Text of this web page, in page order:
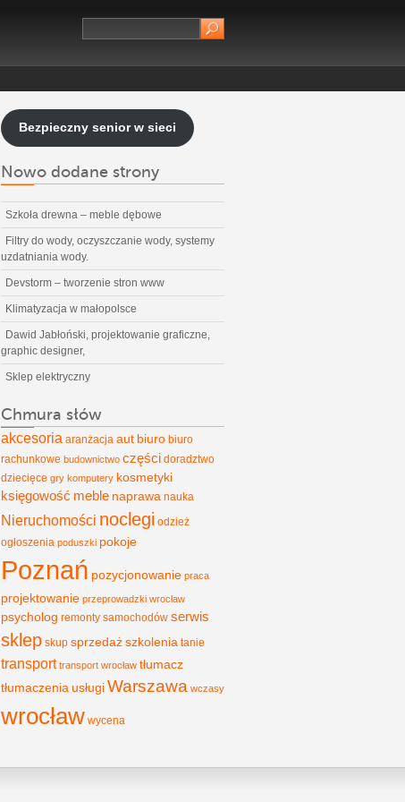
Bezpieczny senior w sieci
Nowo dodane strony
Szkoła drewna – meble dębowe
Filtry do wody, oczyszczanie wody, systemy
uzdatniania wody.
Devstorm – tworzenie stron www
Klimatyzacja w małopolsce
Dawid Jabłoński, projektowanie graficzne,
graphic designer,
Sklep elektryczny
Chmura słów
akcesoria aranżacja aut biuro biuro
rachunkowe budownictwo części doradztwo
dziecięce gry komputery kosmetyki
księgowość meble naprawa nauka
Nieruchomości noclegi odzież
ogłoszenia poduszki pokoje
Poznań pozycjonowanie praca
projektowanie przeprowadzki wrocław
psycholog remonty samochodów serwis
sklep skup sprzedaższkolenia tanie
transport transport wrocław tłumacz
tłumaczenia usługiWarszawa wczasy
wrocław wycena